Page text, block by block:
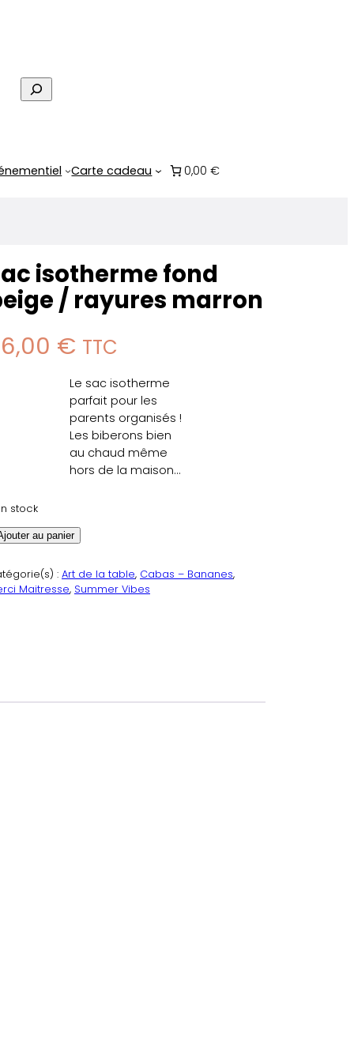
R
e
r
Carte cadeau 0,00 €
isotherme fond
/ rayures marron
€ TTC
Le sac isotherme
parfait pour les
parents organisés !
Les biberons bien
au chaud même
hors de la maison…
stock
au panier
: Art de la table, Cabas – Bananes
Maitresse, Summer Vibes